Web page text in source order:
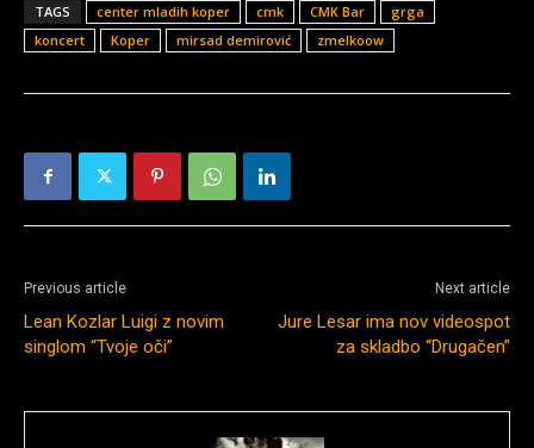
TAGS center mladih koper cmk CMK Bar
grga
koncert
Koper mirsad demirović zmelkoow
Previous article
Lean Kozlar Luigi z novim
singlom “Tvoje oči”
Next article
Jure Lesar ima nov videospot
za skladbo “Drugačen”